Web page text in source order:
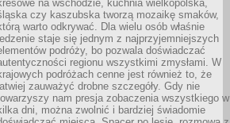
na wschodzie, kuchnia wielkopolska,
czy kaszubska tworzą mozaikę smaków,
warto odkrywać. Dla wielu osób właśnie
staje się jednym z najprzyjemniejszych
podróży, bo pozwala doświadczać
regionu wszystkimi zmysłami. W
podróżach cenne jest również to, że
zauważyć drobne szczegóły. Gdy nie
nam presja zobaczenia wszystkiego w
dni, można zwolnić i bardziej świadomie